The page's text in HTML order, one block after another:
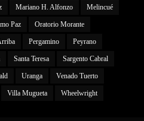
Mariano H. Alfonzo Melincué
Paz Oratorio Morante
Pergamino Peyrano
Santa Teresa Sargento Cabral
Uranga Venado Tuerto
Villa Mugueta Wheelwright